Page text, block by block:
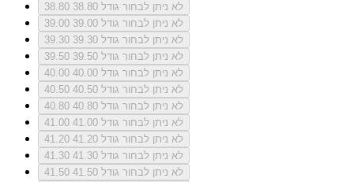
38.80
לא ניתן לבחור גודל 38.80
39.00
לא ניתן לבחור גודל 39.00
39.30
לא ניתן לבחור גודל 39.30
39.50
לא ניתן לבחור גודל 39.50
40.00
לא ניתן לבחור גודל 40.00
40.50
לא ניתן לבחור גודל 40.50
40.80
לא ניתן לבחור גודל 40.80
41.00
לא ניתן לבחור גודל 41.00
41.20
לא ניתן לבחור גודל 41.20
41.30
לא ניתן לבחור גודל 41.30
41.50
לא ניתן לבחור גודל 41.50